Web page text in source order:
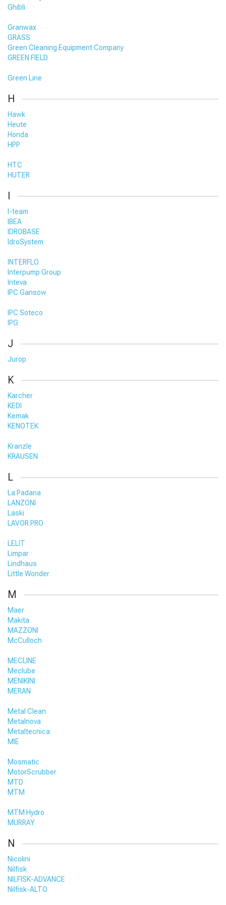
Ghibli
Granwax
GRASS
Green Cleaning Equipment Company
GREEN FIELD
Green Line
H
Hawk
Heute
Honda
HPP
HTC
HUTER
I
I-team
IBEA
IDROBASE
IdroSystem
INTERFLO
Interpump Group
Inteva
IPC Gansow
IPC Soteco
IPG
J
Jurop
K
Karcher
KEDI
Kemak
KENOTEK
Kranzle
KRAUSEN
L
La Padana
LANZONI
Laski
LAVOR PRO
LELIT
Limpar
Lindhaus
Little Wonder
M
Maer
Makita
MAZZONI
McCulloch
MECLINE
Meclube
MENIKINI
MERAN
Metal Clean
Metalnova
Metaltecnica
MIE
Mosmatic
MotorScrubber
MTD
MTM
MTM Hydro
MURRAY
N
Nicolini
Nilfisk
NILFISK-ADVANCE
Nilfisk-ALTO